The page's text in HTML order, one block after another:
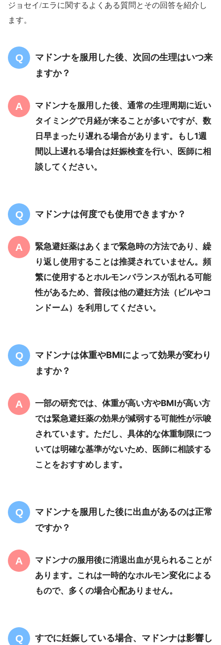
ジョセイ/エラに関するよくある質問とその回答を紹介し
ます。
マドンナを服用した後、次回の生理はいつ来
ますか？
マドンナを服用した後、通常の生理周期に近い
タイミングで月経が来ることが多いですが、数
日早まったり遅れる場合があります。もし1週
間以上遅れる場合は妊娠検査を行い、医師に相
談してください。
マドンナは何度でも使用できますか？
緊急避妊薬はあくまで緊急時の方法であり、繰
り返し使用することは推奨されていません。頻
繁に使用するとホルモンバランスが乱れる可能
性があるため、普段は他の避妊方法（ピルやコ
ンドーム）を利用してください。
マドンナは体重やBMIによって効果が変わり
ますか？
一部の研究では、体重が高い方やBMIが高い方
では緊急避妊薬の効果が減弱する可能性が示唆
されています。ただし、具体的な体重制限につ
いては明確な基準がないため、医師に相談する
ことをおすすめします。
マドンナを服用した後に出血があるのは正常
ですか？
マドンナの服用後に消退出血が見られることが
あります。これは一時的なホルモン変化による
もので、多くの場合心配ありません。
すでに妊娠している場合、マドンナは影響し